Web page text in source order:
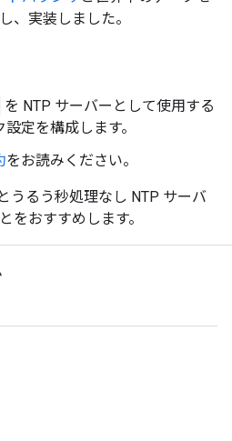
、実装しました。
を NTP サーバーとして使用する
定を構成します。
をお読みください。
うるう秒処理なし NTP サーバ
をおすすめします。